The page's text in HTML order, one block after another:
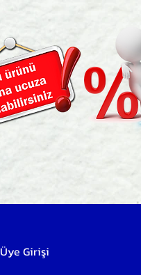
Üye Girişi